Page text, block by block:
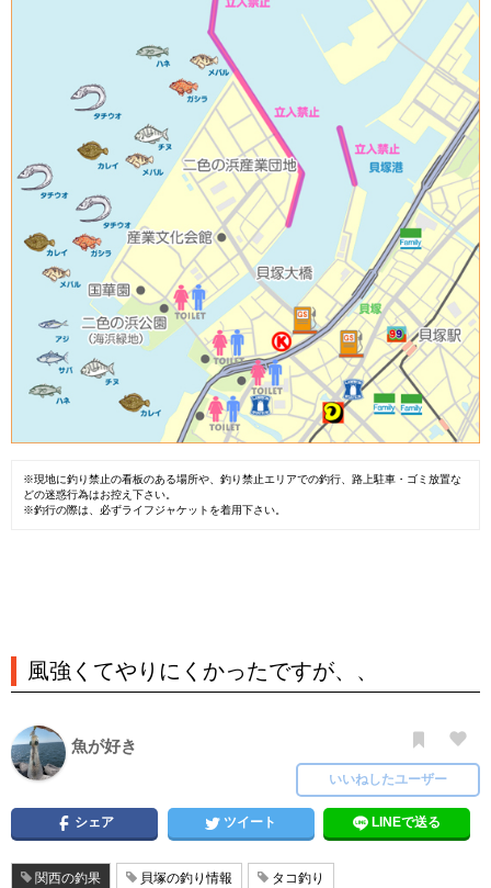
※現地に釣り禁止の看板のある場所や、釣り禁止エリアでの釣行、路上駐車・ゴミ放置な
どの迷惑行為はお控え下さい。
※釣行の際は、必ずライフジャケットを着用下さい。
風強くてやりにくかったですが、、
魚が好き
いいねしたユーザー
シェア ツイート LINEで送る
関西の釣果 貝塚の釣り情報 タコ釣り